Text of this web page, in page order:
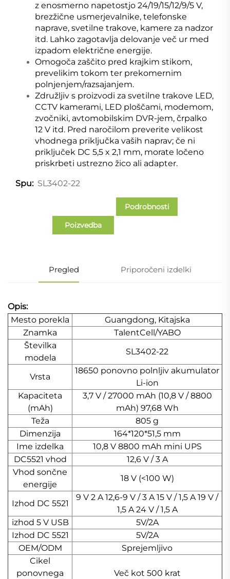
z enosmerno napetostjo 24/19/15/12/9/5 V,
brezžične usmerjevalnike, telefonske
naprave, svetilne trakove, kamere za nadzor
itd. Lahko zagotavlja delovanje več ur med
izpadom električne energije.
Omogoča zaščito pred krajkim stikom,
prevelikim tokom ter prekomernim
polnjenjem/razsajanjem.
Združljiv s proizvodi za svetilne trakove LED,
CCTV kamerami, LED ploščami, modemom,
zvočniki, avtomobilskim DVR-jem, črpalko
12 V itd. Pred naročilom preverite velikost
vhodnega priključka vaših naprav; če ni
priključek DC 5,5 x 2,1 mm, morate ločeno
priskrbeti ustrezno žico ali adapter.
Spu: SL3402-22
Poizvedba
Podrobnosti
Pregled Priporočeni izdelki
Opis:
Mesto porekla
Guangdong, Kitajska
Znamka
TalentCell/YABO
Številka
modela
SL3402-22
Vrsta
18650 ponovno polnljiv akumulator
Li-ion
Kapaciteta
(mAh)
3,7 V / 27000 mAh (10,8 V / 8800
mAh) 97,68 Wh
Teža
805 g
Dimenzija
164*120*51,5 mm
Ime izdelka
10,8 V 8800 mAh mini UPS
DC5521 vhod
12,6 V / 3 A
Vhod sončne
energije
18 V (<100 W)
Izhod DC 5521
9 V 2 A 12,6-9 V / 3 A 15 V / 1,5 A 19 V /
1,5 A 24 V / 1,5 A
izhod 5 V USB
5V/2A
Izhod DC 5521
5V/2A
OEM/ODM
Sprejemljivo
Cikel
ponovnega
Več kot 500 krat